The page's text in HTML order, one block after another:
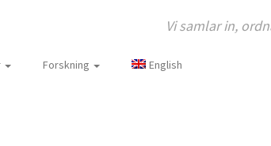
Vi samlar in,
Forskning English